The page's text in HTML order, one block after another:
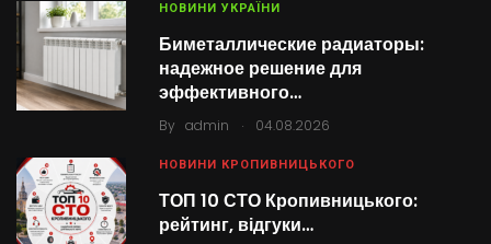
НОВИНИ УКРАЇНИ
Биметаллические радиаторы:
надежное решение для
эффективного…
By admin . 04.08.2026
НОВИНИ КРОПИВНИЦЬКОГО
ТОП 10 СТО Кропивницького:
рейтинг, відгуки…